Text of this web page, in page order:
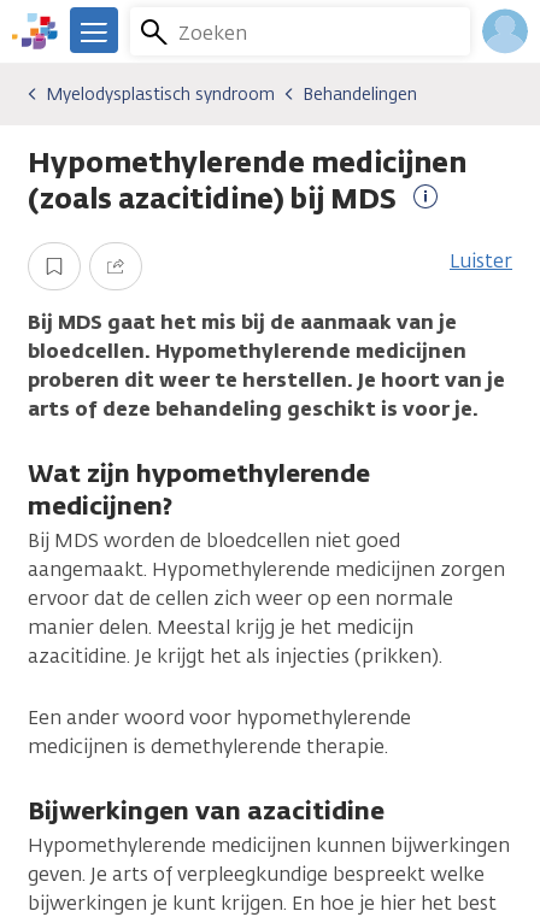
Overslaan
en
gaan
We
er
je.
Kanker.nl
Zoeken
Menu
Kankersoorten
Myelodysplastisch syndroom
Behandelingen
Myelodysplastisch syndroom Behandelingen
Hypomethylerende medicijnen
(zoals azacitidine) bij MDS
informatie
Opslaan Delen Luister
Bij MDS gaat het mis bij de aanmaak van je
bloedcellen. Hypomethylerende medicijnen
proberen dit weer te herstellen. Je hoort van je
arts of deze behandeling geschikt is voor je.
Wat zijn hypomethylerende
medicijnen?
Bij MDS worden de bloedcellen niet goed
aangemaakt. Hypomethylerende medicijnen zorgen
ervoor dat de cellen zich weer op een normale
manier delen. Meestal krijg je het medicijn
azacitidine. Je krijgt het als injecties (prikken).
Een ander woord voor hypomethylerende
medicijnen is demethylerende therapie.
Bijwerkingen van azacitidine
Hypomethylerende medicijnen kunnen bijwerkingen
geven. Je arts of verpleegkundige bespreekt welke
bijwerkingen je kunt krijgen. En hoe je hier het best